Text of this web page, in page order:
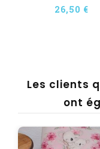
26,50 €
Les clients
ont